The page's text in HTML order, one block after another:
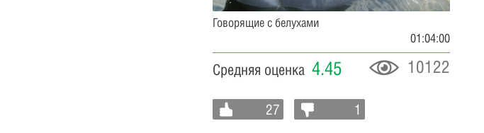
Говорящие с белухами
01:04:00
Средняя оценка 4.45 10122
27 1